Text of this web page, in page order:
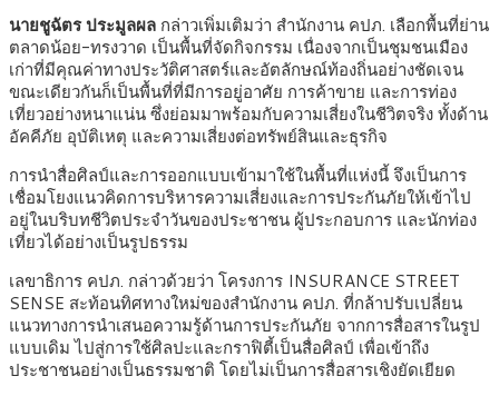
นายชูฉัตร ประมูลผล กล่าวเพิ่มเติมว่า สำนักงาน คปภ. เลือกพื้นที่ย่าน
ตลาดน้อย-ทรงวาด เป็นพื้นที่จัดกิจกรรม เนื่องจากเป็นชุมชนเมือง
เก่าที่มีคุณค่าทางประวัติศาสตร์และอัตลักษณ์ท้องถิ่นอย่างชัดเจน
ขณะเดียวกันก็เป็นพื้นที่ที่มีการอยู่อาศัย การค้าขาย และการท่อง
เที่ยวอย่างหนาแน่น ซึ่งย่อมมาพร้อมกับความเสี่ยงในชีวิตจริง ทั้งด้าน
อัคคีภัย อุบัติเหตุ และความเสี่ยงต่อทรัพย์สินและธุรกิจ
การนำสื่อศิลป์และการออกแบบเข้ามาใช้ในพื้นที่แห่งนี้ จึงเป็นการ
เชื่อมโยงแนวคิดการบริหารความเสี่ยงและการประกันภัยให้เข้าไป
อยู่ในบริบทชีวิตประจำวันของประชาชน ผู้ประกอบการ และนักท่อง
เที่ยวได้อย่างเป็นรูปธรรม
เลขาธิการ คปภ. กล่าวด้วยว่า โครงการ INSURANCE STREET
SENSE สะท้อนทิศทางใหม่ของสำนักงาน คปภ. ที่กล้าปรับเปลี่ยน
แนวทางการนำเสนอความรู้ด้านการประกันภัย จากการสื่อสารในรูป
แบบเดิม ไปสู่การใช้ศิลปะและกราฟิตี้เป็นสื่อศิลป์ เพื่อเข้าถึง
ประชาชนอย่างเป็นธรรมชาติ โดยไม่เป็นการสื่อสารเชิงยัดเยียด